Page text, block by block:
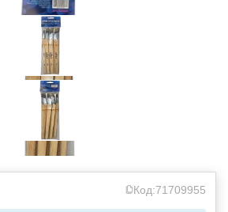
Код:71709955